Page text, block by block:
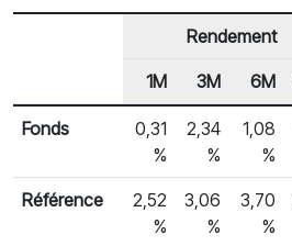
Rendements des fonds
En-tête de ligne
Rendement
1M 3M 6M
Fonds
0,31
%
2,34
%
1,08
%
Référence
2,52
%
3,06
%
3,70
%